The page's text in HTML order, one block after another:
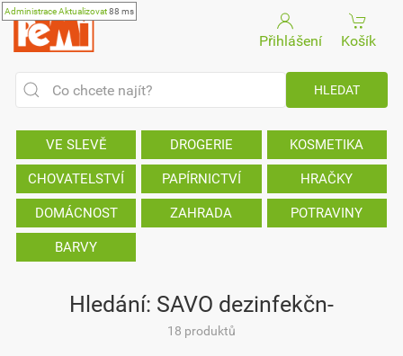
AdministraceAktualizovat88 ms
Přihlášení Košík
VE SLEVĚ DROGERIE KOSMETIKA
CHOVATELSTVÍ PAPÍRNICTVÍ HRAČKY
DOMÁCNOST ZAHRADA POTRAVINY
BARVY
Hledání: SAVO dezinfekčn-
18 produktů